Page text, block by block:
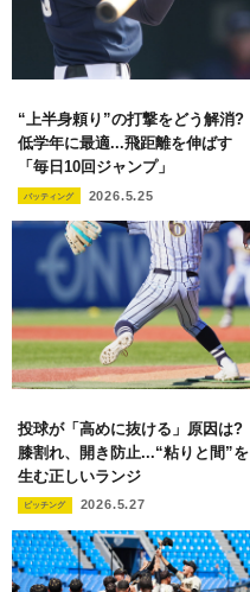
“上半身頼り”の打撃をどう解消?
低学年に最適...飛距離を伸ばす
「毎日10回ジャンプ」
バッティング 2026.5.25
投球が「高めに抜ける」原因は?
膝割れ、開き防止...“粘りと間”を
生む正しいランジ
ピッチング 2026.5.27